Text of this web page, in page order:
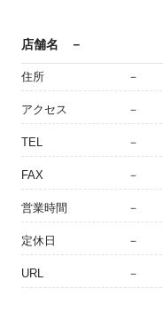
店舗名 －
住所 －
アクセス －
TEL －
FAX －
営業時間 －
定休日 －
URL －